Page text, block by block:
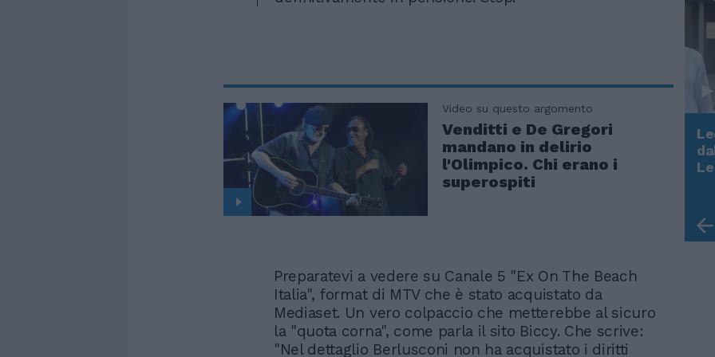
Video su questo argomento
Venditti e De Gregori
mandano in delirio
l'Olimpico. Chi erano i
superospiti
Preparatevi a vedere su Canale 5 "Ex On The Beach
Italia", format di MTV che è stato acquistato da
Mediaset. Un vero colpaccio che metterebbe al sicuro
la "quota corna", come parla il sito Biccy. Che scrive:
"Nel dettaglio Berlusconi non ha acquistato i diritti
Rudy Giuliani a Come States?
Trump, Meloni e la strategia
americana